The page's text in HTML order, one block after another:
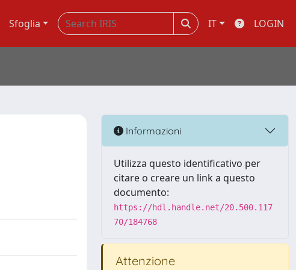
Sfoglia IT LOGIN
Informazioni
Utilizza questo identificativo per
citare o creare un link a questo
documento:
https://hdl.handle.net/20.500.117
70/184768
Attenzione